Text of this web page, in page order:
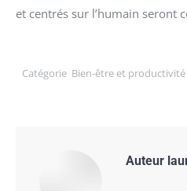
et centrés sur l’humain seront
Catégorie Bien-être et productivité
Auteur